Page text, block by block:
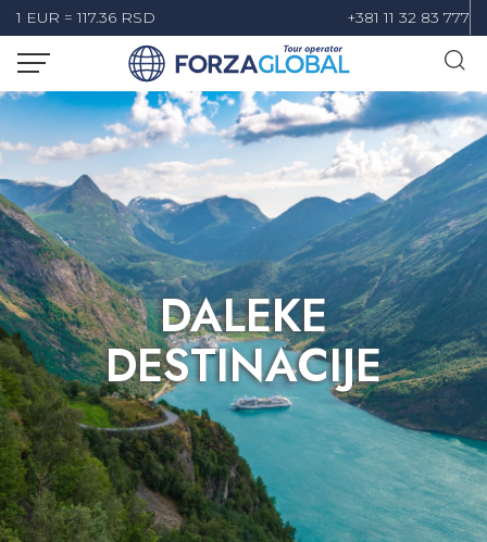
+381 11 32 83 777
1 EUR = 117.36 RSD
DALEKE
DESTINACIJE